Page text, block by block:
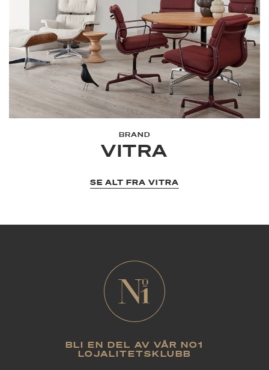
BRAND
VITRA
SE ALT FRA VITRA
BLI EN DEL AV VÅR NO1
LOJALITETSKLUBB